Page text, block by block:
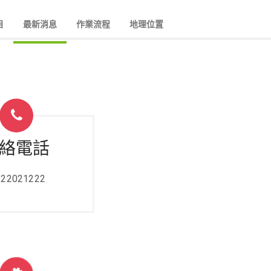
最新消息 作業流程 地理位置
電話